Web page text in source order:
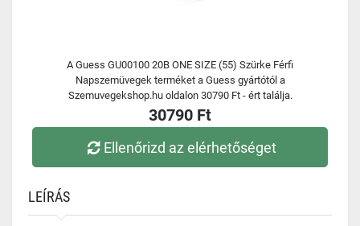
A Guess GU00100 20B ONE SIZE (55) Szürke Férfi
Napszemüvegek terméket a Guess gyártótól a
Szemuvegekshop.hu oldalon 30790 Ft - ért találja.
30790 Ft
Ellenőrizd az elérhetőséget
LEÍRÁS